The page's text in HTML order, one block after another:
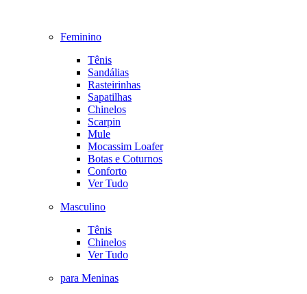
Feminino
Tênis
Sandálias
Rasteirinhas
Sapatilhas
Chinelos
Scarpin
Mule
Mocassim Loafer
Botas e Coturnos
Conforto
Ver Tudo
Masculino
Tênis
Chinelos
Ver Tudo
para Meninas